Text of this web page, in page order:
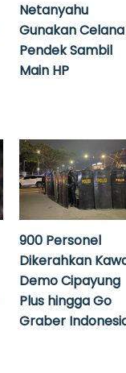
Netanyahu
Gunakan Celana
Pendek Sambil
Main HP
900 Personel
Dikerahkan
Demo Cipayung
Plus hingga Go
Graber